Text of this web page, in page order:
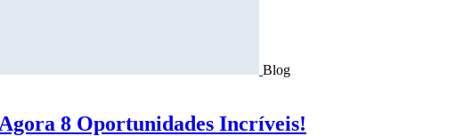
Blog
8 Oportunidades Incríveis!